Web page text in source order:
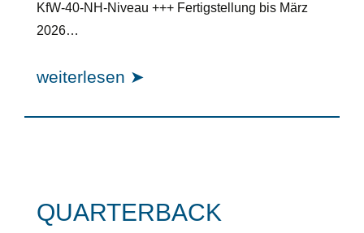
KfW-40-NH-Niveau +++ Fertigstellung bis März
2026…
weiterlesen ➤
QUARTERBACK